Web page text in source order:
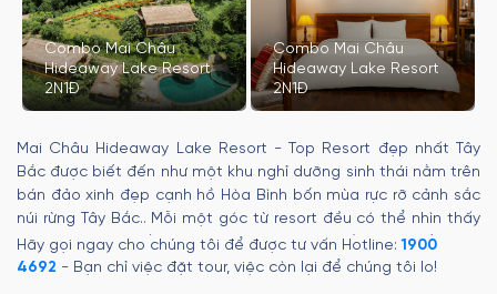
Combo Mai Châu
Hideaway Lake Resort
2N1Đ
Combo Mai Châu
Hideaway Lake Resort
2N1Đ
Mai Châu Hideaway Lake Resort - Top Resort đẹp nhất Tây
Bắc được biết đến như một khu nghỉ dưỡng sinh thái nằm trên
bán đảo xinh đẹp cạnh hồ Hòa Bình bốn mùa rực rỡ cảnh sắc
núi rừng Tây Bắc.. Mỗi một góc từ resort đều có thể nhìn thấy
toàn cảnh lòng hồ trên lưng chừng núi! Chỉ cần nghe tiếng gió
thổi nhẹ qua tai, thoang thoảng mùi hương thơm của cỏ cây
Hãy gọi ngay cho chúng tôi để được tư vấn Hotline:1900
4692 - Bạn chỉ việc đặt tour, việc còn lại để chúng tôi lo!